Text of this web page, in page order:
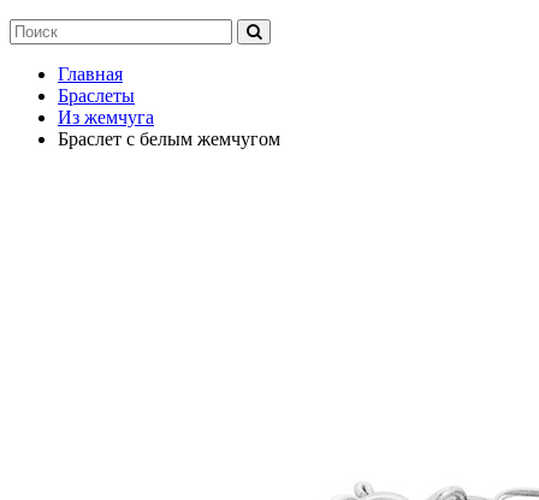
Главная
Браслеты
Из жемчуга
Браслет с белым жемчугом